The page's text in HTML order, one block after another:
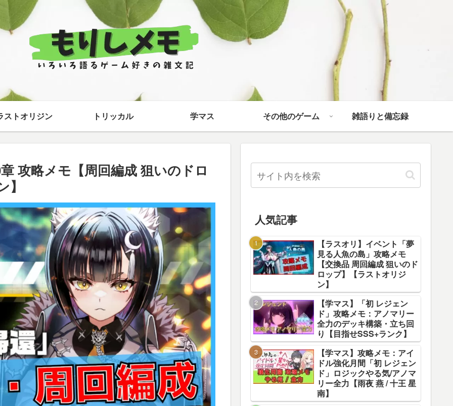
ストオリジン トリッカル 学マス その他のゲーム 雑語りと備忘録
攻略メモ【周回編成 狙いのドロ
人気記事
【ラスオリ】イベント「夢
見る人魚の島」攻略メモ
【交換品 周回編成 狙いのド
ロップ】【ラストオリジ
ン】
【学マス】「初 レジェン
ド」攻略メモ：アノマリー
全力のデッキ構築・立ち回
り【目指せSSS+ランク】
【学マス】攻略メモ：アイ
ドル強化月間「初 レジェン
ド」ロジックやる気/アノマ
リー全力【雨夜 燕 / 十王 星
南】